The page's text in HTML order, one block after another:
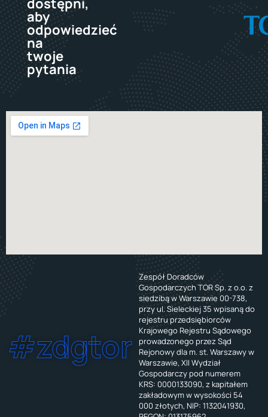
dostępni,
aby
odpowiedzieć
na
twoje
pytania
#zdgtor
Zespół Doradców
Gospodarczych TOR Sp. z o.o. z
siedzibą w Warszawie 00-738,
przy ul. Sieleckiej 35 wpisaną do
rejestru przedsiębiorców
Krajowego Rejestru Sądowego
prowadzonego przez Sąd
Rejonowy dla m. st. Warszawy w
Warszawie, XII Wydział
Gospodarczy pod numerem
KRS: 0000133090, z kapitałem
zakładowym w wysokości 54
000 złotych, NIP: 1132041930,